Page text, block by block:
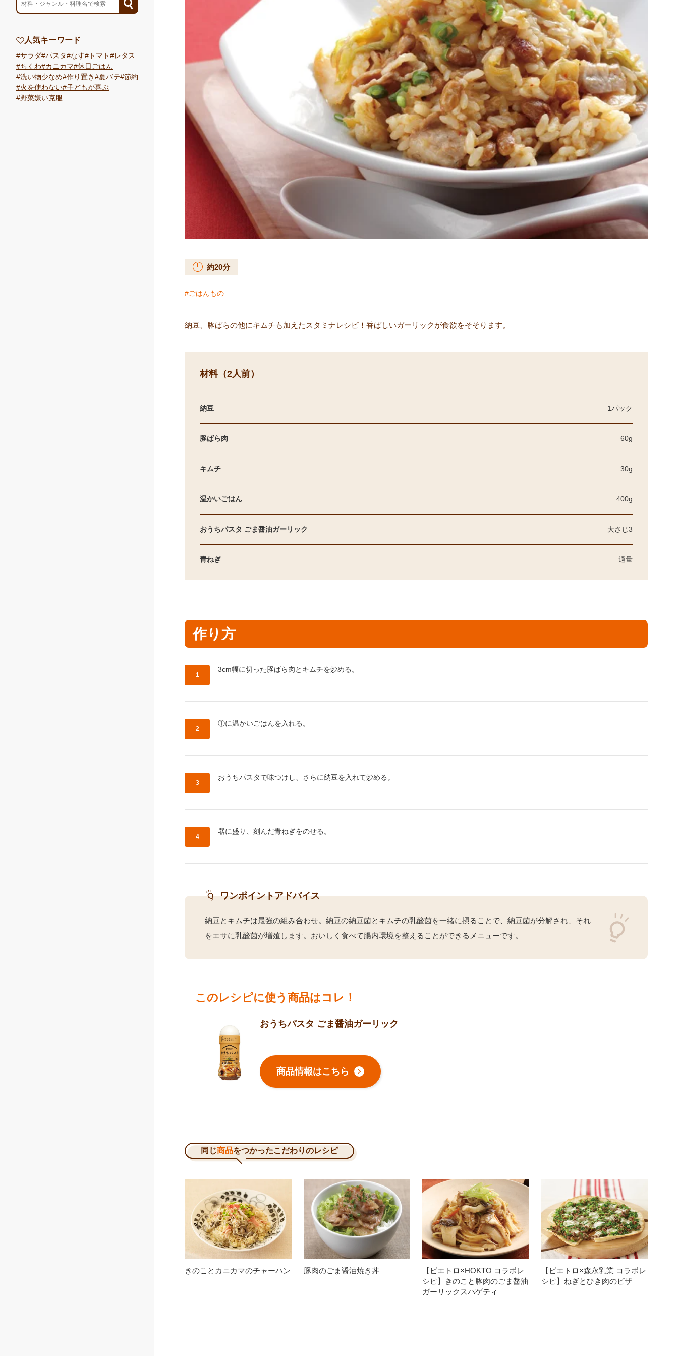
人気キーワード
サラダ パスタ なす トマト
レタス
ちくわ
カニカマ 休日ごはん
洗い物少なめ 作り置き 夏バテ 節約
火を使わない 子どもが喜ぶ
野菜嫌い克服
約20分
ごはんもの
納豆、豚ばらの他にキムチも加えたスタミナレシピ！香ばしいガーリックが食欲をそそります。
材料（2人前）
納豆 1パック
豚ばら肉 60g
キムチ 30g
温かいごはん 400g
おうちパスタ ごま醤油ガーリック 大さじ3
青ねぎ 適量
作り方
作り方1：
3cm幅に切った豚ばら肉とキムチを炒める。
作り方2：
①に温かいごはんを入れる。
作り方3：
おうちパスタで味つけし、さらに納豆を入れて炒める。
作り方4：
器に盛り、刻んだ青ねぎをのせる。
ワンポイントアドバイス
納豆とキムチは最強の組み合わせ。納豆の納豆菌とキムチの乳酸菌を一緒に摂ることで、納豆菌が分解され、それ
をエサに乳酸菌が増殖します。おいしく食べて腸内環境を整えることができるメニューです。
このレシピに使う商品はコレ！
おうちパスタ ごま醤油ガーリック
商品情報はこちら
同じ商品をつかったこだわりのレシピ
きのことカニカマのチャーハン 豚肉のごま醤油焼き丼
【ピエトロ×HOKTO コラボレ
シピ】きのこと豚肉のごま醤油
ガーリックスパゲティ
【ピエトロ×森永乳業 コラボレ
シピ】ねぎとひき肉のピザ